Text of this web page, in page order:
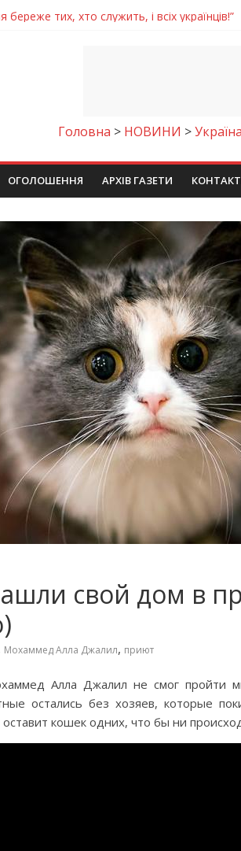
береже тих, хто служить, і всіх українців!”
у престижному всеукраїнському
молодіжних проєктів та ініціатив
отримують шанс на власне житло
Головна > НОВИНИ >Україна
ОГОЛОШЕННЯ АРХІВ ГАЗЕТИ
свой дом в
Мохаммед Алла Джалил, приют
Алла Джалил не смог пройти
остались без хозяев, которые
кошек одних, что бы ни